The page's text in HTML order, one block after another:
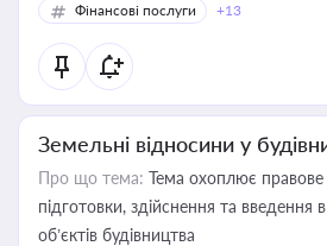
Фінансові послуги
+13
Земельні відносини у
Про що тема: Тема охоплює правове
підготовки, здійснення та введення
об’єктів будівництва